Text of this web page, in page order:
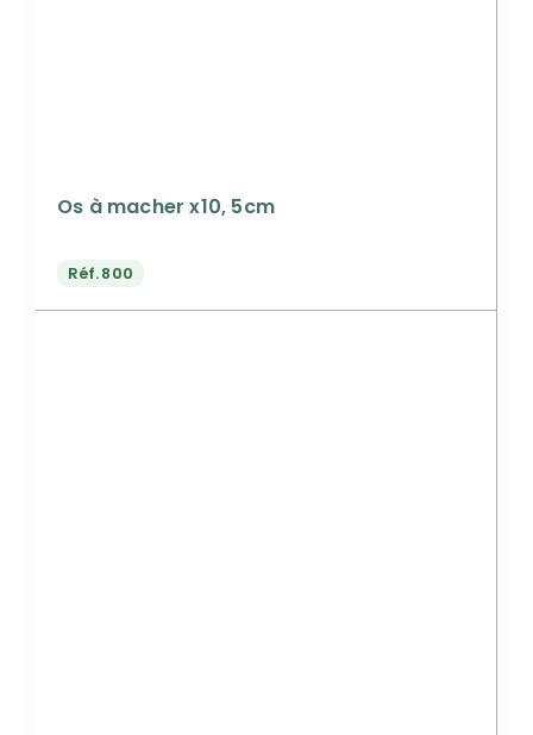
Os à macher x10, 5cm
Réf.800